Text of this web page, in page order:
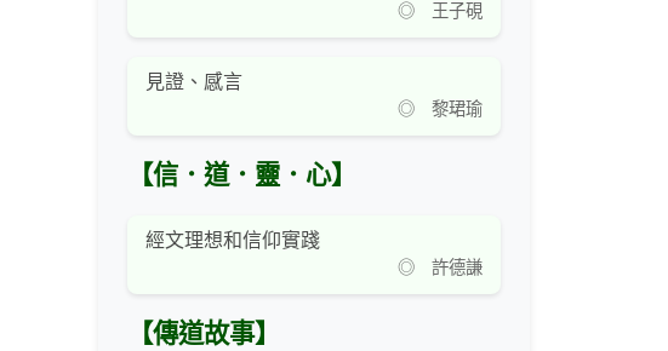
◎ 王子硯
見證、感言
◎ 黎珺瑜
【信．道．靈．心】
經文理想和信仰實踐
◎ 許德謙
【傳道故事】